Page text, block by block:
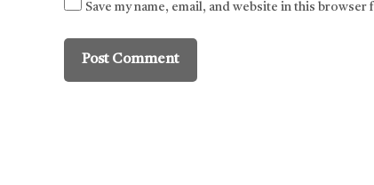
Save my name, email, and website in this